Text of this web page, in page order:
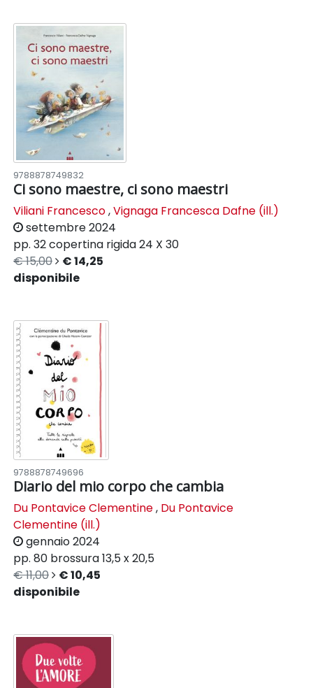
9788878749832
Ci sono maestre, ci sono maestri
Viliani Francesco,Vignaga Francesca Dafne (ill.)
settembre 2024
pp. 32copertina rigida24 X 30
€ 15,00
€ 14,25
disponibile
9788878749696
Diario del mio corpo che cambia
Du Pontavice Clementine, Du Pontavice
Clementine (ill.)
gennaio 2024
pp. 80 brossura13,5 x 20,5
€ 11,00
€ 10,45
disponibile